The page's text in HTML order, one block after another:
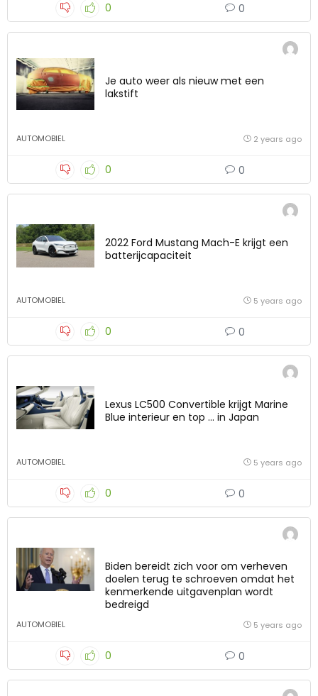
0 0
Je auto weer als nieuw met een
lakstift
AUTOMOBIEL 2 years ago
0 0
2022 Ford Mustang Mach-E krijgt een
batterijcapaciteit
AUTOMOBIEL 5 years ago
0 0
Lexus LC500 Convertible krijgt Marine
Blue interieur en top … in Japan
AUTOMOBIEL 5 years ago
0 0
Biden bereidt zich voor om verheven
doelen terug te schroeven omdat het
kenmerkende uitgavenplan wordt
bedreigd
AUTOMOBIEL 5 years ago
0 0